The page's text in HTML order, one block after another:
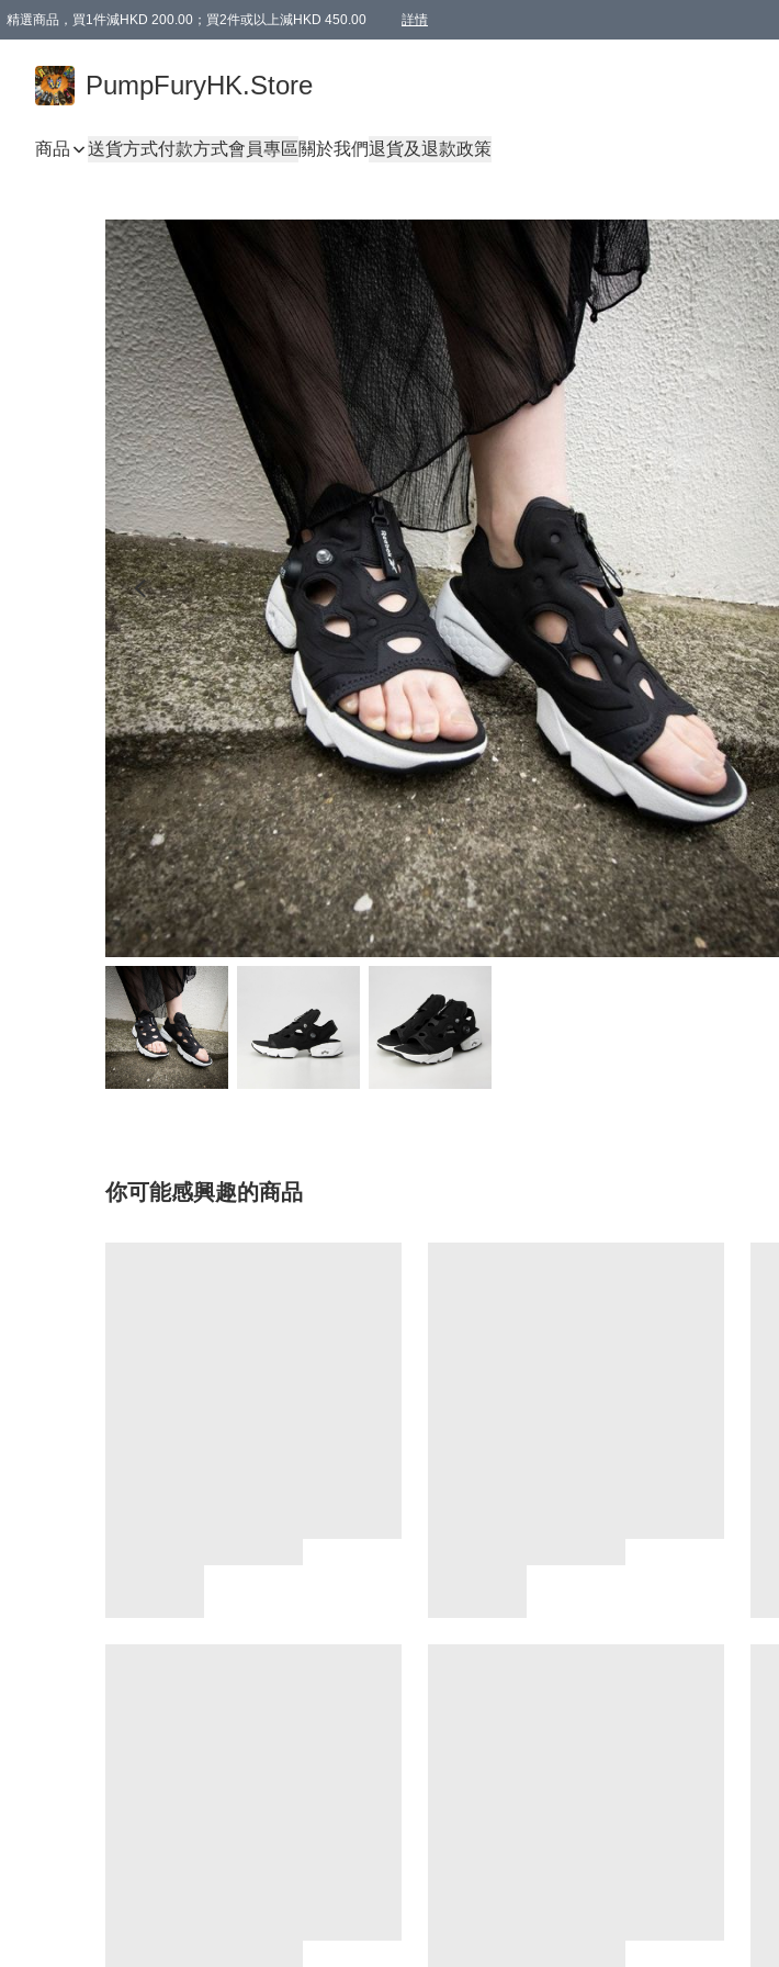
精選商品，買1件減HKD 200.00；買2件或以上減HKD 450.00 詳情
PumpFuryHK.Store
商品 送貨方式付款方式會員專區關於我們退貨及退款政策
你可能感興趣的商品